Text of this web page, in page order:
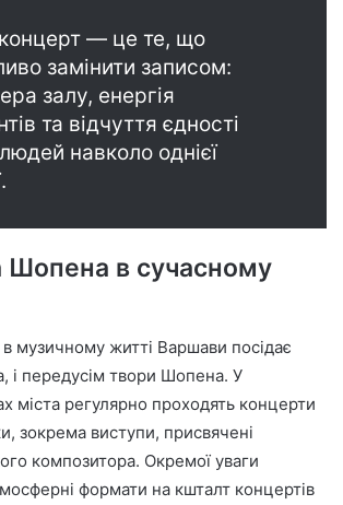
— це те, що
замінити записом:
залу, енергія
та відчуття єдності
навколо однієї
в сучасному
музичному житті Варшави посідає
і передусім твори Шопена. У
міста регулярно проходять концерти
зокрема виступи, присвячені
композитора. Окремої уваги
формати на кшталт концертів